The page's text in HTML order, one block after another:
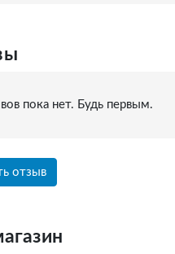
пока нет. Будь первым.
отзыв